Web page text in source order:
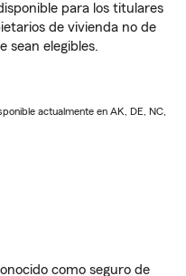
para los titulares
de vivienda no de
sean elegibles.
actualmente en AK, DE, NC,
como seguro de